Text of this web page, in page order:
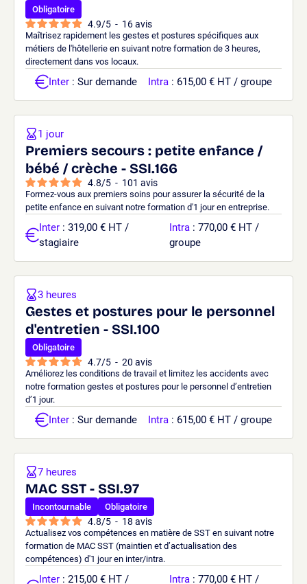
Obligatoire
4.9/5 - 16avis
Maîtrisez rapidement les gestes et postures spécifiques aux
métiers de l'hôtellerie en suivant notre formation de 3 heures,
directement dans vos locaux.
Inter : Sur demande Intra : 615,00 € HT / groupe
Premiers secours : petite enfance /
bébé / crèche - SSI.166
4.8/5 - 101 avis
Formez-vous aux premiers soins pour assurer la sécurité de la
petite enfance en suivant notre formation d'1 jour en entreprise.
1 jour
Inter : 319,00 € HT /
stagiaire
Intra : 770,00 € HT /
groupe
Gestes et postures pour le personnel
d'entretien - SSI.100
Obligatoire
4.7/5 - 20 avis
Améliorez les conditions de travail et limitez les accidents avec
notre formation gestes et postures pour le personnel d’entretien
d’1 jour.
3 heures
Inter : Sur demande Intra : 615,00 € HT / groupe
MAC SST - SSI.97
Incontournable Obligatoire
4.8/5 - 18 avis
Actualisez vos compétences en matière de SST en suivant notre
formation de MAC SST (maintien et d’actualisation des
compétences) d'1 jour en inter/intra.
7 heures
Inter : 215,00 € HT / Intra : 770,00 € HT /